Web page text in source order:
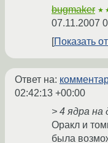
bugmaker
07.11.2007
Показать
Ответ на:
02:42:13 +00:00
> 4 ядра на
Оракл и
была